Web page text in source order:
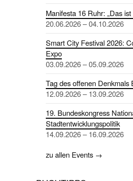
Manifesta 16 Ruhr: „Das
20.06.2026 – 04.10.2026
Smart City Festival 2026:
Expo
03.09.2026 – 05.09.2026
Tag des offenen Denkmals
12.09.2026 – 13.09.2026
19. Bundeskongress
Stadtentwicklungspolitik
14.09.2026 – 16.09.2026
zu allen Events →